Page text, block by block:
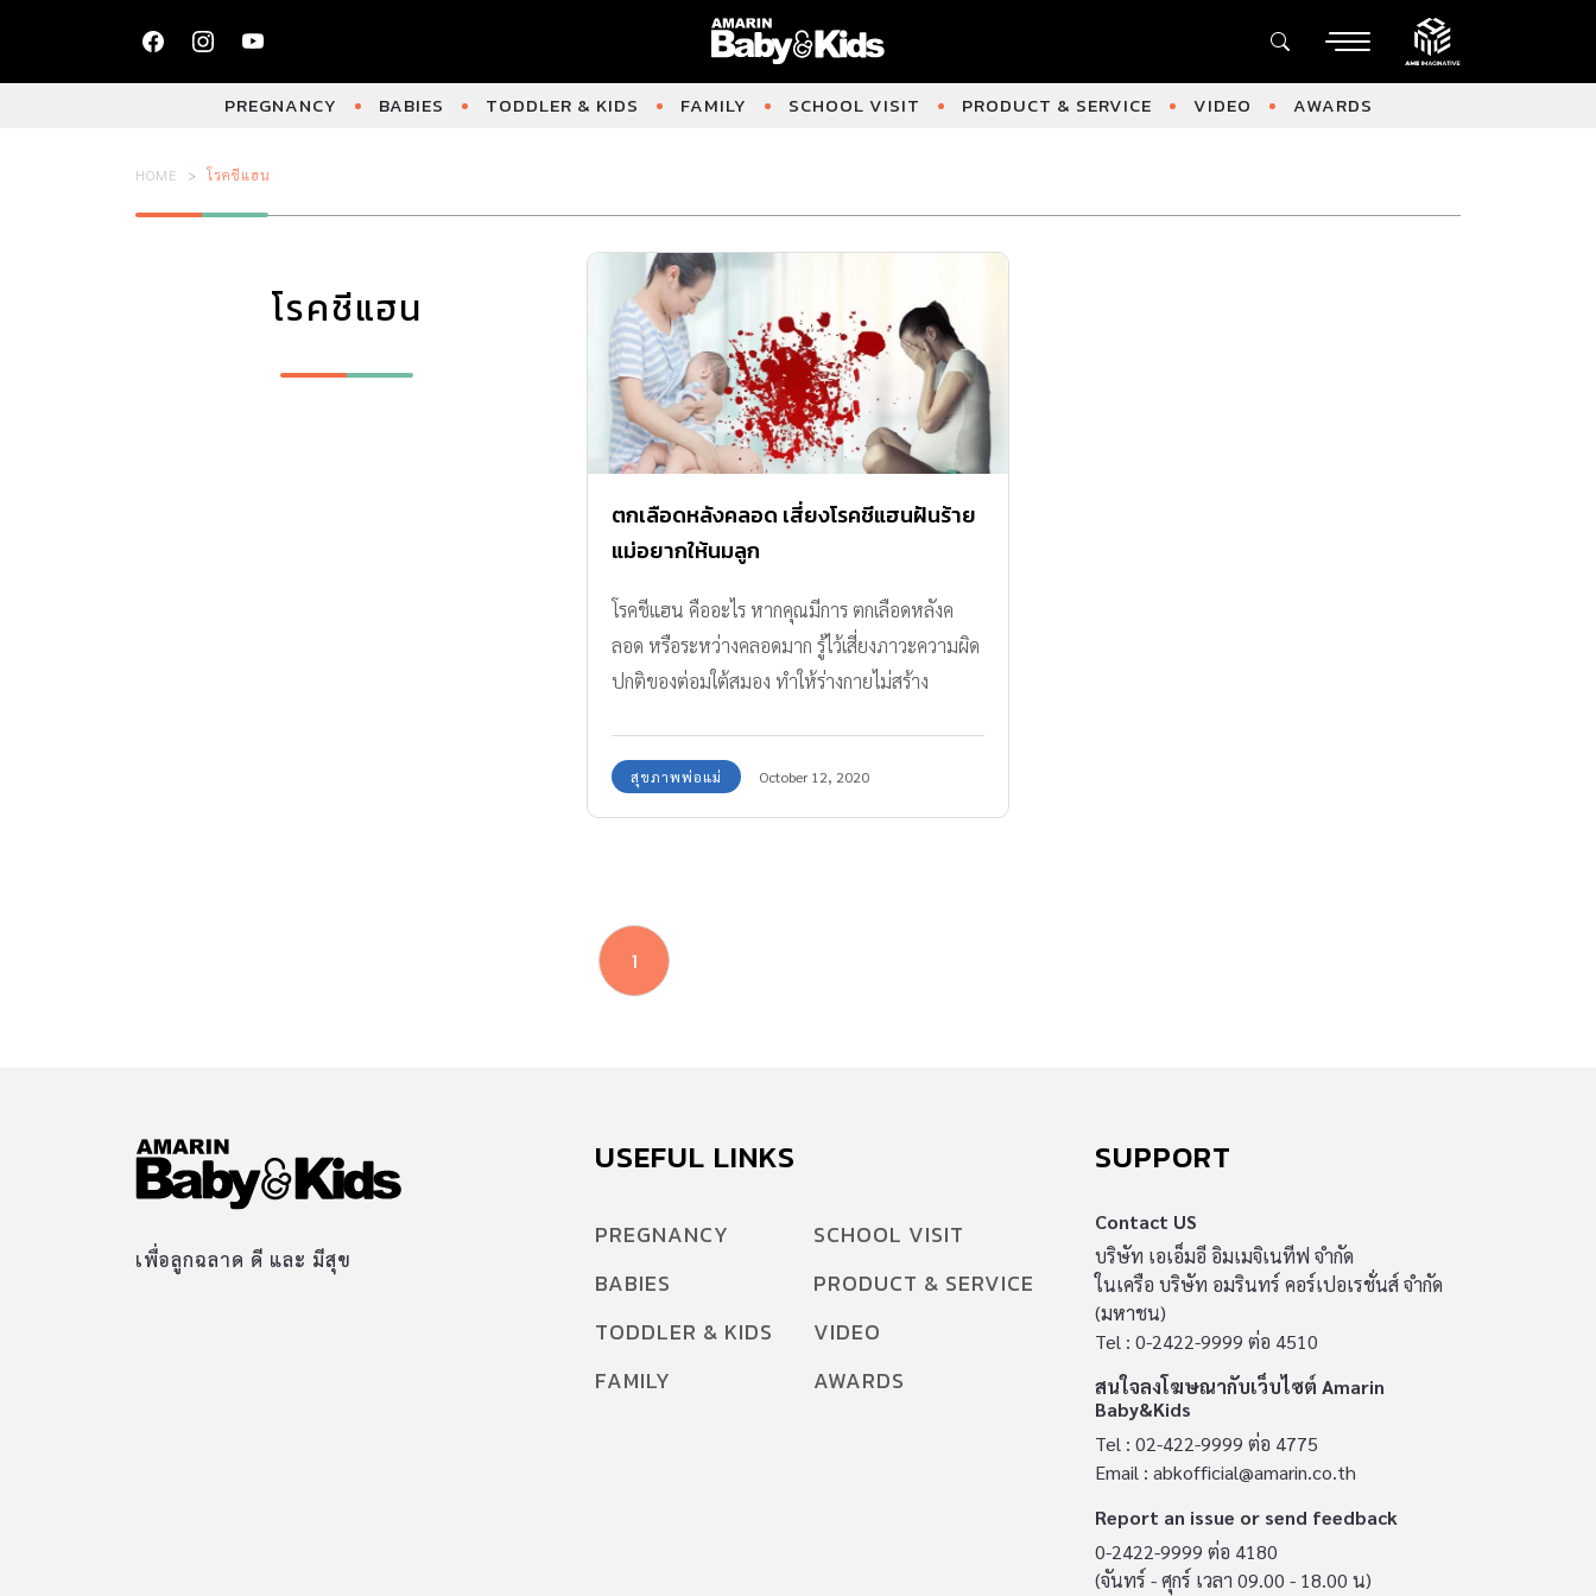
PREGNANCY BABIES TODDLER & KIDS FAMILY SCHOOL VISIT PRODUCT & SERVICE VIDEO AWARDS
HOME โรคชีแฮน
โรคชีแฮน
ตกเลือดหลังคลอด เสี่ยงโรคชีแฮนฝันร้าย
แม่อยากให้นมลูก
โรคชีแฮน คืออะไร หากคุณมีการ ตกเลือดหลังค
ลอด หรือระหว่างคลอดมาก รู้ไว้เสี่ยงภาวะความผิด
ปกติของต่อมใต้สมอง ทำให้ร่างกายไม่สร้าง
สุขภาพพ่อแม่ October 12, 2020
1
เพื่อลูกฉลาด ดี และ มีสุข
USEFUL LINKS
PREGNANCY
BABIES
TODDLER & KIDS
FAMILY
SCHOOL VISIT
PRODUCT & SERVICE
VIDEO
AWARDS
SUPPORT
Contact US
บริษัท เอเอ็มอี อิมเมจิเนทีฟ จำกัด
ในเครือ บริษัท อมรินทร์ คอร์เปอเรชั่นส์ จำกัด
(มหาชน)
Tel : 0-2422-9999 ต่อ 4510
สนใจลงโฆษณากับเว็บไซต์ Amarin
Baby&Kids
Tel : 02-422-9999 ต่อ 4775
Email : abkofficial@amarin.co.th
Report an issue or send feedback
0-2422-9999 ต่อ 4180
(จันทร์ - ศุกร์ เวลา 09.00 - 18.00 น)